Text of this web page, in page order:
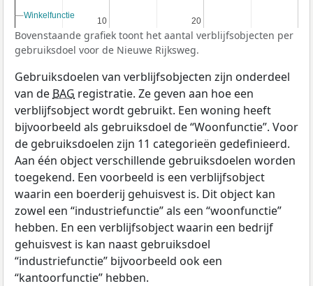
10
10 20
20
Winkelfunctie
Winkelfunctie
Bovenstaande grafiek toont het aantal verblijfsobjecten per
gebruiksdoel voor de Nieuwe Rijksweg.
Gebruiksdoelen van verblijfsobjecten zijn onderdeel
van de BAG registratie. Ze geven aan hoe een
verblijfsobject wordt gebruikt. Een woning heeft
bijvoorbeeld als gebruiksdoel de “Woonfunctie”. Voor
de gebruiksdoelen zijn 11 categorieën gedefinieerd.
Aan één object verschillende gebruiksdoelen worden
toegekend. Een voorbeeld is een verblijfsobject
waarin een boerderij gehuisvest is. Dit object kan
zowel een “industriefunctie” als een “woonfunctie”
hebben. En een verblijfsobject waarin een bedrijf
gehuisvest is kan naast gebruiksdoel
“industriefunctie” bijvoorbeeld ook een
“kantoorfunctie” hebben.